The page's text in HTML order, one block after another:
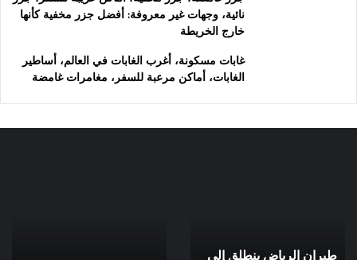
نائية، وجهات غير معروفة: أفضل جزر مخفية كأنها
خارج الخريطة
غابات مسكونة، أغرب الغابات في العالم، أساطير
الغابات، أماكن مرعبة للسفر، مغامرات غامضة
وجهات
طيران الرياض ينطلق إلى